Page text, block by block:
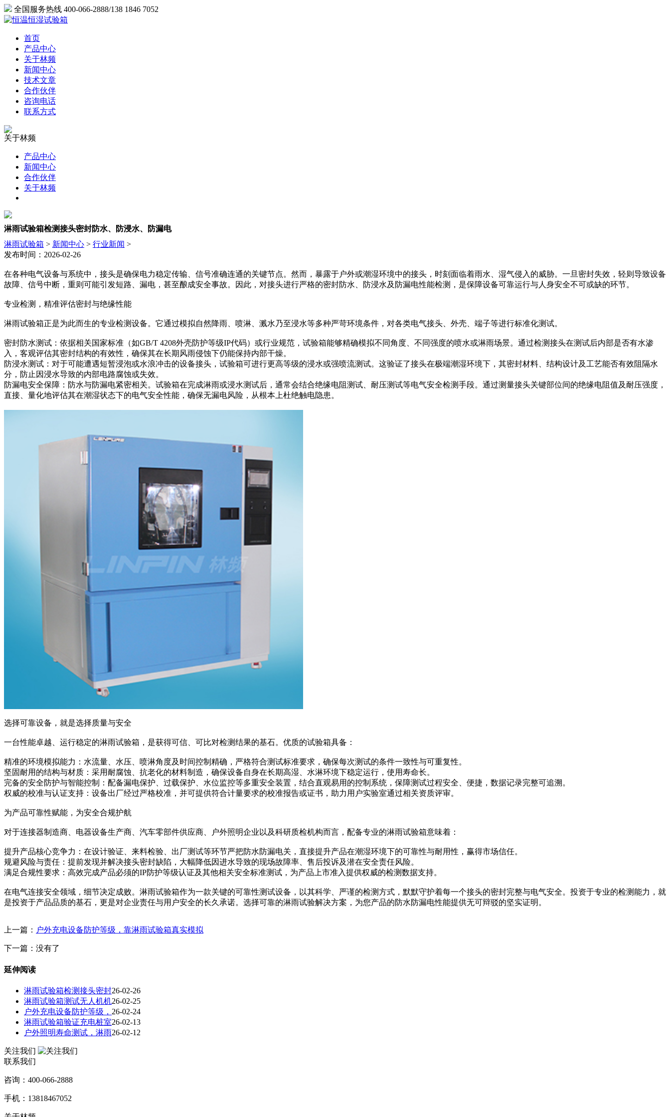
全国服务热线 400-066-2888/138 1846 7052
首页
产品中心
关于林频
新闻中心
技术文章
合作伙伴
咨询电话
联系方式
关于林频
产品中心
新闻中心
合作伙伴
关于林频
淋雨试验箱检测接头密封防水、防浸水、防漏电
淋雨试验箱 > 新闻中心 > 行业新闻 >
发布时间：2026-02-26
在各种电气设备与系统中，接头是确保电力稳定传输、信号准确连通的关键节点。然而，暴露于户外或潮湿环境中的接头，时刻面临着雨水、湿气侵入的威胁。一旦密封失效，轻则导致设备
故障、信号中断，重则可能引发短路、漏电，甚至酿成安全事故。因此，对接头进行严格的密封防水、防浸水及防漏电性能检测，是保障设备可靠运行与人身安全不可或缺的环节。
专业检测，精准评估密封与绝缘性能
淋雨试验箱正是为此而生的专业检测设备。它通过模拟自然降雨、喷淋、溅水乃至浸水等多种严苛环境条件，对各类电气接头、外壳、端子等进行标准化测试。
密封防水测试：依据相关国家标准（如GB/T 4208外壳防护等级IP代码）或行业规范，试验箱能够精确模拟不同角度、不同强度的喷水或淋雨场景。通过检测接头在测试后内部是否有水渗
入，客观评估其密封结构的有效性，确保其在长期风雨侵蚀下仍能保持内部干燥。
防浸水测试：对于可能遭遇短暂浸泡或水浪冲击的设备接头，试验箱可进行更高等级的浸水或强喷流测试。这验证了接头在极端潮湿环境下，其密封材料、结构设计及工艺能否有效阻隔水
分，防止因浸水导致的内部电路腐蚀或失效。
防漏电安全保障：防水与防漏电紧密相关。试验箱在完成淋雨或浸水测试后，通常会结合绝缘电阻测试、耐压测试等电气安全检测手段。通过测量接头关键部位间的绝缘电阻值及耐压强度，
直接、量化地评估其在潮湿状态下的电气安全性能，确保无漏电风险，从根本上杜绝触电隐患。
选择可靠设备，就是选择质量与安全
一台性能卓越、运行稳定的淋雨试验箱，是获得可信、可比对检测结果的基石。优质的试验箱具备：
精准的环境模拟能力：水流量、水压、喷淋角度及时间控制精确，严格符合测试标准要求，确保每次测试的条件一致性与可重复性。
坚固耐用的结构与材质：采用耐腐蚀、抗老化的材料制造，确保设备自身在长期高湿、水淋环境下稳定运行，使用寿命长。
完备的安全防护与智能控制：配备漏电保护、过载保护、水位监控等多重安全装置，结合直观易用的控制系统，保障测试过程安全、便捷，数据记录完整可追溯。
权威的校准与认证支持：设备出厂经过严格校准，并可提供符合计量要求的校准报告或证书，助力用户实验室通过相关资质评审。
为产品可靠性赋能，为安全合规护航
对于连接器制造商、电器设备生产商、汽车零部件供应商、户外照明企业以及科研质检机构而言，配备专业的淋雨试验箱意味着：
提升产品核心竞争力：在设计验证、来料检验、出厂测试等环节严把防水防漏电关，直接提升产品在潮湿环境下的可靠性与耐用性，赢得市场信任。
规避风险与责任：提前发现并解决接头密封缺陷，大幅降低因进水导致的现场故障率、售后投诉及潜在安全责任风险。
满足合规性要求：高效完成产品必须的IP防护等级认证及其他相关安全标准测试，为产品上市准入提供权威的检测数据支持。
在电气连接安全领域，细节决定成败。淋雨试验箱作为一款关键的可靠性测试设备，以其科学、严谨的检测方式，默默守护着每一个接头的密封完整与电气安全。投资于专业的检测能力，就
是投资于产品品质的基石，更是对企业责任与用户安全的长久承诺。选择可靠的淋雨试验解决方案，为您产品的防水防漏电性能提供无可辩驳的坚实证明。
上一篇： 户外充电设备防护等级，靠淋雨试验箱真实模拟
下一篇：没有了
延伸阅读
淋雨试验箱检测接头密封26-02-26
淋雨试验箱测试无人机机26-02-25
户外充电设备防护等级， 26-02-24
淋雨试验箱验证充电桩室26-02-13
户外照明寿命测试，淋雨26-02-12
关注我们
联系我们
咨询：400-066-2888
手机：13818467052